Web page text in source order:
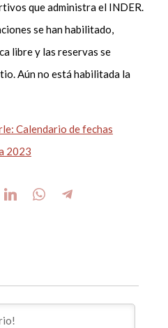
que administra el INDER.
se han habilitado,
libre y las reservas se
Aún no está habilitada la
Calendario de fechas
2023